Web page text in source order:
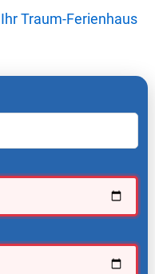
Traum-Ferienhaus